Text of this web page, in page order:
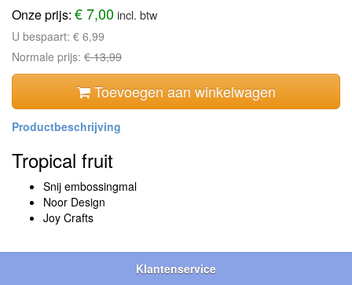
Onze prijs: € 7,00incl. btw
U bespaart: € 6,99
Normale prijs: € 13,99
Toevoegen aan winkelwagen
Tropical fruit
Snij embossingmal
Noor Design
Joy Crafts
Klantenservice